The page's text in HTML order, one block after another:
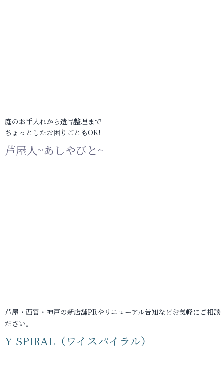
庭のお手入れから遺品整理まで
ちょっとしたお困りごともOK!
芦屋人~あしやびと~
芦屋・西宮・神戸の新店舗PRやリニューアル告知などお気軽にご相
ださい。
Y-SPIRAL（ワイスパイラル）